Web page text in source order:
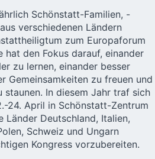
Schönstatt-Familien, -
verschiedenen Ländern
zum Europaforum
hat den Fokus darauf, einander
zu lernen, einander besser
Gemeinsamkeiten zu freuen und
staunen. In diesem Jahr traf sich
24. April in Schönstatt-Zentrum
Länder Deutschland, Italien,
Schweiz und Ungarn
Kongress vorzubereiten.